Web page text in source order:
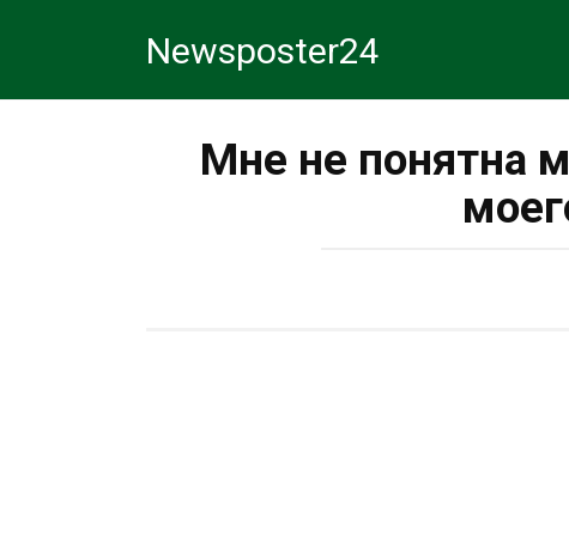
Newsposter24
Мне не понятна